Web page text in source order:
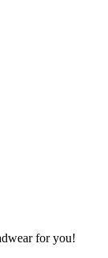
for you!